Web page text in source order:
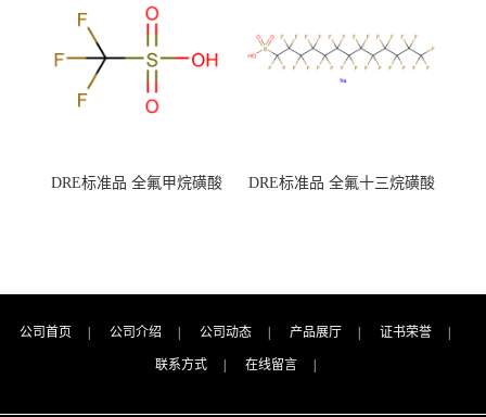
（泰坦现货供应）
DRE标准品 全氟甲烷磺酸
DRE标准品 全氟十三烷磺酸
公司首页 公司介绍 公司动态 产品展厅 证书荣誉
联系方式 在线留言